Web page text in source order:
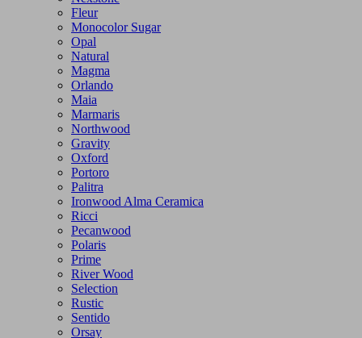
Fleur
Monocolor Sugar
Opal
Natural
Magma
Orlando
Maia
Marmaris
Northwood
Gravity
Oxford
Portoro
Palitra
Ironwood Alma Ceramica
Ricci
Pecanwood
Polaris
Prime
River Wood
Selection
Rustic
Sentido
Orsay